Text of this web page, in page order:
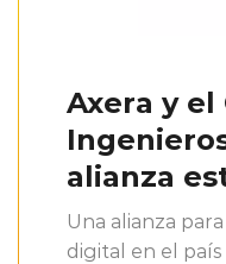
Axera y
alianza
Una alianza
digital en el país